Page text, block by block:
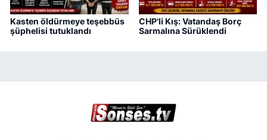
Kasten öldürmeye teşebbüs
şüphelisi tutuklandı
CHP'li Kış: Vatandaş Borç
Sarmalına Sürüklendi